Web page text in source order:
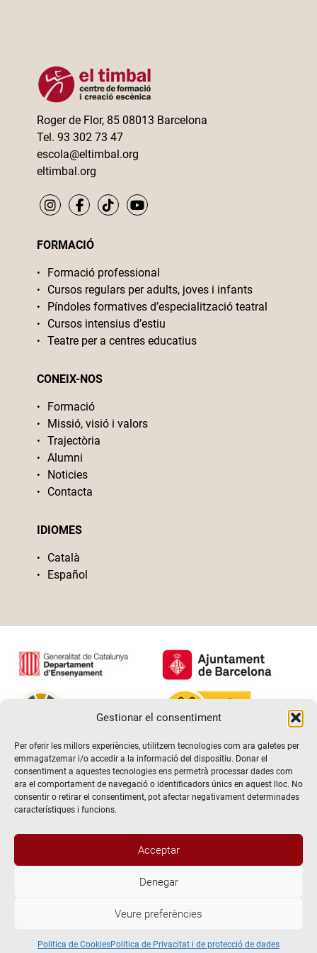
Gestionar el consentiment
Per oferir les millors experiències, utilitzem tecnologies com ara galetes per
emmagatzemar i/o accedir a la informació del dispositiu. Donar el
consentiment a aquestes tecnologies ens permetrà processar dades com
ara el comportament de navegació o identificadors únics en aquest lloc. No
consentir o retirar el consentiment, pot afectar negativament determinades
característiques i funcions.
Acceptar
Denegar
Veure preferències
Politica de CookiesPolitica de Privacitat i de protecció de dades
Roger de Flor, 85 08013 Barcelona
Tel. 93 302 73 47
escola@eltimbal.org
eltimbal.org
FORMACIÓ
Formació professional
Cursos regulars per adults, joves i infants
Píndoles formatives d’especialització teatral
Cursos intensius d’estiu
Teatre per a centres educatius
CONEIX-NOS
Formació
Missió, visió i valors
Trajectòria
Alumni
Noticies
Contacta
IDIOMES
Català
Español
@2026 Escola de teatre El Timbal. Tots els drets reservats
Avís Legal
Politica de Cookies